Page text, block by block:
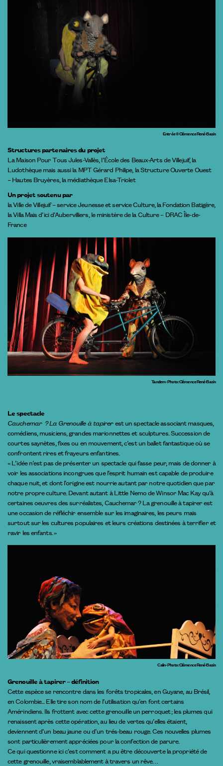
Entrée © Clémence René-Bazin
Structures partenaires du projet
La Maison Pour Tous Jules-Vallès, l’École des Beaux-Arts de Villejuif, la
Ludothèque mais aussi la MPT Gérard Philipe, la Structure Ouverte Ouest
– Hautes Bruyères, la médiathèque Elsa-Triolet
Un projet soutenu par
la Ville de Villejuif – service Jeunesse et service Culture, la Fondation Batigère,
la Villa Mais d’ici d’Aubervilliers, le ministère de la Culture – DRAC Île-de-
France
Tandem - Photo : Clémence René-Bazin
Le spectacle
Cauchemar ? La Grenouille à tapirerest un spectacle associant masques,
comédiens, musiciens, grandes marionnettes et sculptures. Succession de
courtes saynètes, fixes ou en mouvement, c’est un ballet fantastique où se
confrontent rires et frayeurs enfantines.
« L’idée n’est pas de présenter un spectacle qui fasse peur, mais de donner à
voir les associations incongrues que l’esprit humain est capable de produire
chaque nuit, et dont l’origine est nourrie autant par notre quotidien que par
notre propre culture. Devant autant à Little Nemo de Winsor Mac Kay qu’à
certaines oeuvres des surréalistes, Cauchemar ? La grenouille à tapirer est
une occasion de réfléchir ensemble sur les imaginaires, les peurs mais
surtout sur les cultures populaires et leurs créations destinées à terrifier et
ravir les enfants. »
Calin - Photo : Clémence René-Bazin
Grenouille à tapirer – définition
Cette espèce se rencontre dans les forêts tropicales, en Guyane, au Brésil,
en Colombie... Elle tire son nom de l’utilisation qu’en font certains
Amérindiens. Ils frottent avec cette grenouille un perroquet ; les plumes qui
renaissent après cette opération, au lieu de vertes qu’elles étaient,
deviennent d’un beau jaune ou d’un trés-beau rouge. Ces nouvelles plumes
sont particulièrement appréciées pour la confection de parure.
Ce qui questionne ici c’est comment a pu être découverte la propriété de
cette grenouille, vraisemblablement à travers un rêve…